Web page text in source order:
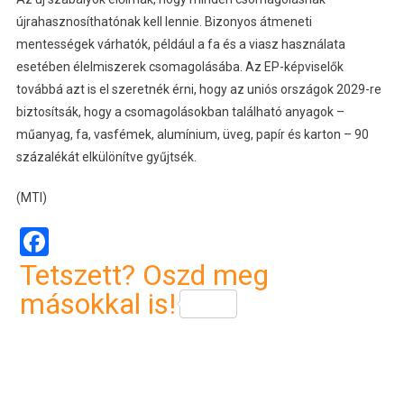
újrahasznosíthatónak kell lennie. Bizonyos átmeneti
mentességek várhatók, például a fa és a viasz használata
esetében élelmiszerek csomagolásába. Az EP-képviselők
továbbá azt is el szeretnék érni, hogy az uniós országok 2029-re
biztosítsák, hogy a csomagolásokban található anyagok –
műanyag, fa, vasfémek, alumínium, üveg, papír és karton – 90
százalékát elkülönítve gyűjtsék.
(MTI)
Facebook
Tetszett? Oszd meg
másokkal is!